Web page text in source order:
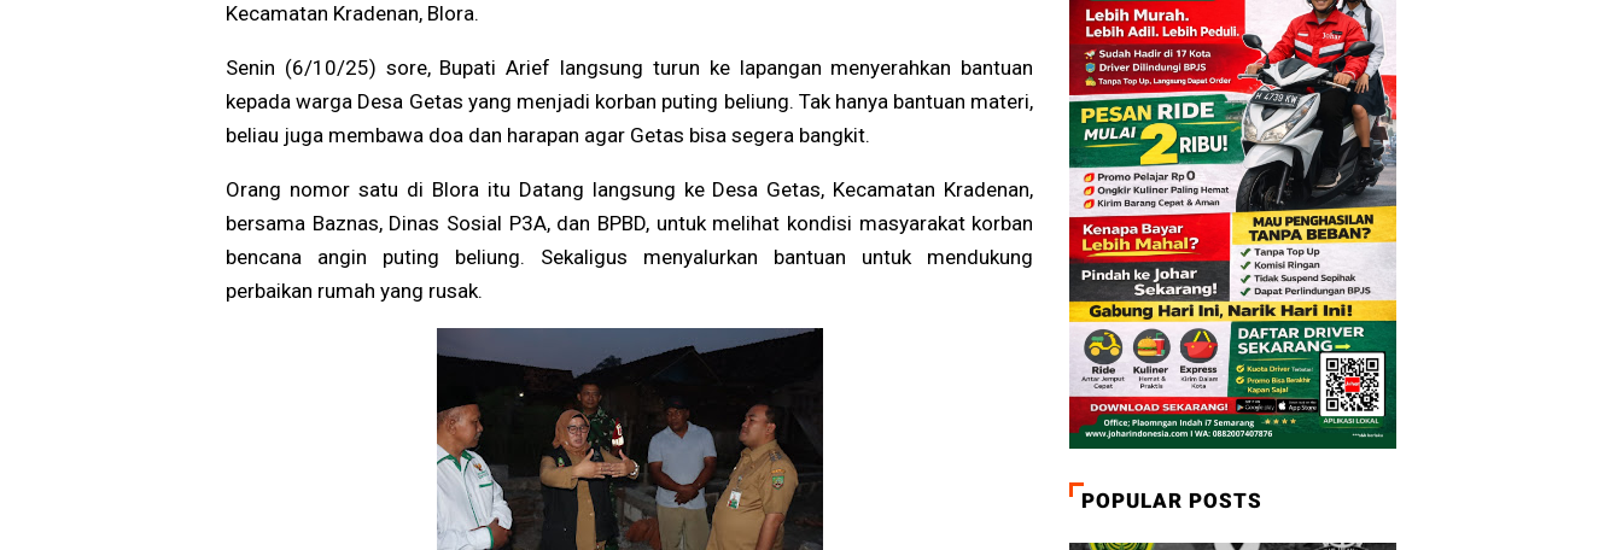
Kecamatan Kradenan, Blora.
Senin (6/10/25) sore, Bupati Arief langsung turun ke lapangan menyerahkan bantuan
kepada warga Desa Getas yang menjadi korban puting beliung. Tak hanya bantuan materi,
beliau juga membawa doa dan harapan agar Getas bisa segera bangkit.
Orang nomor satu di Blora itu Datang langsung ke Desa Getas, Kecamatan Kradenan,
bersama Baznas, Dinas Sosial P3A, dan BPBD, untuk melihat kondisi masyarakat korban
bencana angin puting beliung. Sekaligus menyalurkan bantuan untuk mendukung
perbaikan rumah yang rusak.
POPULAR POSTS